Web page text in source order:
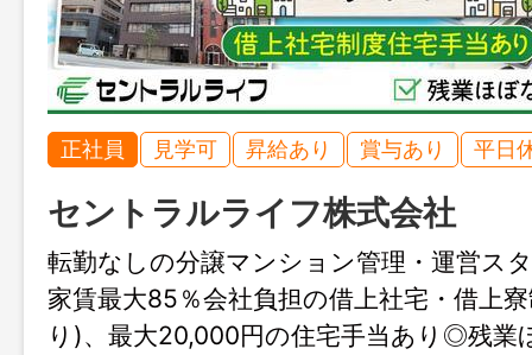
正社員 見学可 昇給あり 賞与あり 平日
セントラルライフ株式会社
転勤なしの分譲マンション管理・運営ス
家賃最大85％会社負担の借上社宅・借上
り)、最大20,000円の住宅手当あり◎残業